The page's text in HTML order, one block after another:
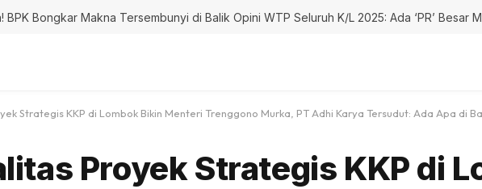
Bongkar Makna Tersembunyi di Balik Opini WTP Seluruh K/L 2025: Ada ‘PR’ Besar
Strategis KKP di Lombok Bikin Menteri Trenggono Murka, PT Adhi Karya Tersudut: Ada Apa di
Proyek Strategis KKP di